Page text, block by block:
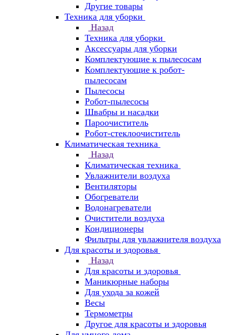
Другие товары
Техника для уборки
Назад
Техника для уборки
Аксессуары для уборки
Комплектующие к пылесосам
Комплектующие к робот-
пылесосам
Пылесосы
Робот-пылесосы
Швабры и насадки
Пароочиститель
Робот-стеклоочиститель
Климатическая техника
Назад
Климатическая техника
Увлажнители воздуха
Вентиляторы
Обогреватели
Водонагреватели
Очистители воздуха
Кондиционеры
Фильтры для увлажнителя воздуха
Для красоты и здоровья
Назад
Для красоты и здоровья
Маникюрные наборы
Для ухода за кожей
Весы
Термометры
Другое для красоты и здоровья